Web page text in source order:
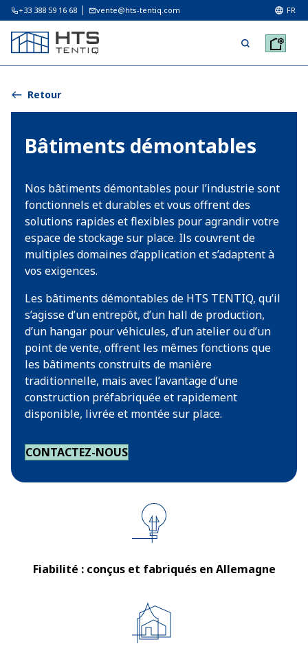
+33 388 59 16 68 vente@hts-tentiq.com FR
Retour
Bâtiments démontables
Nos bâtiments démontables pour l’industrie sont
fonctionnels et durables et vous offrent des
solutions rapides et flexibles pour agrandir votre
espace de stockage sur place. Ils couvrent de
multiples domaines d’application et s’adaptent à
vos exigences.
Les bâtiments démontables de HTS TENTIQ, qu’il
s’agisse d’un entrepôt, d’un hall de production,
d’un hangar pour véhicules, d’un atelier ou d’un
point de vente, offrent les mêmes fonctions que
les bâtiments construits de manière
traditionnelle, mais avec l’avantage d’une
construction préfabriquée et rapidement
disponible, livrée et montée sur place.
CONTACTEZ-NOUS
Fiabilité : conçus et fabriqués en Allemagne